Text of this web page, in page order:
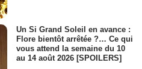
Un Si Grand Soleil en avance :
Flore bientôt arrêtée ?… Ce qui
vous attend la semaine du 10
au 14 août 2026 [SPOILERS]